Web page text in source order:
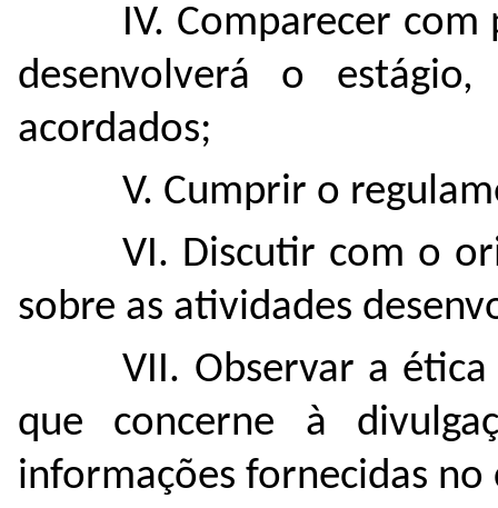
IV. Comparecer
desenvolverá o
acordados;
V. Cumprir o
VI. Discutir com o
sobre as atividades
VII. Observar a
que concerne à
informações fornecidas no